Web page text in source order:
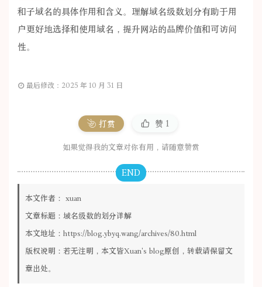
和子域名的具体作用和含义。理解域名级数划分有助于用
户更好地选择和使用域名，提升网站的品牌价值和可访问
性。
最后修改：2025 年 10 月 31 日
打赏 赞 1
如果觉得我的文章对你有用，请随意赞赏
END
本文作者： xuan
文章标题： 域名级数的划分详解
本文地址： https://blog.ybyq.wang/archives/80.html
版权说明：若无注明，本文皆Xuan's blog原创，转载请保留文
章出处。